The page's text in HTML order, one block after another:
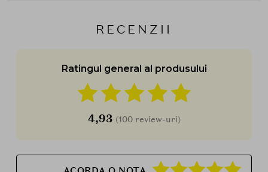
RECENZII
Ratingul general al produsului
4,93 (100 review-uri)